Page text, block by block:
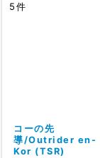
5件
コーの先
導/Outrider en-
Kor (TSR)